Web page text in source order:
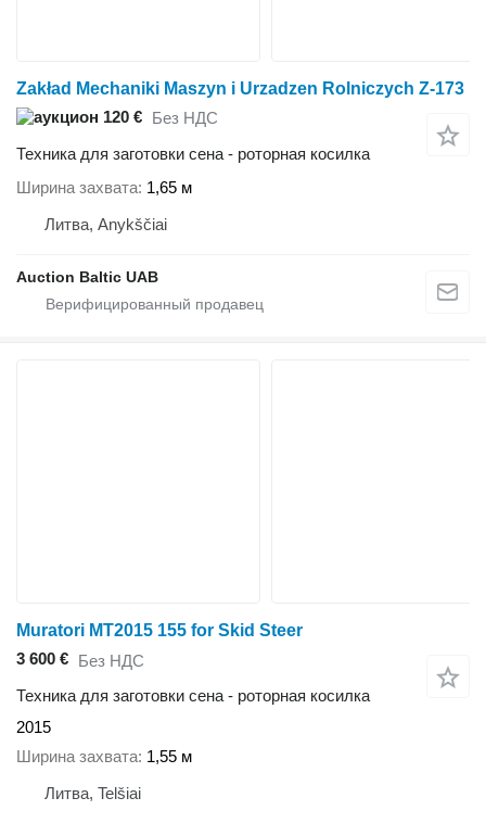
Zakład Mechaniki Maszyn i Urzadzen Rolniczych Z-173
120 € Без НДС
Техника для заготовки сена - роторная косилка
Ширина захвата 1,65 м
Литва, Anykščiai
Auction Baltic UAB
Muratori MT2015 155 for Skid Steer
3 600 € Без НДС
Техника для заготовки сена - роторная косилка
2015
Ширина захвата 1,55 м
Литва, Telšiai